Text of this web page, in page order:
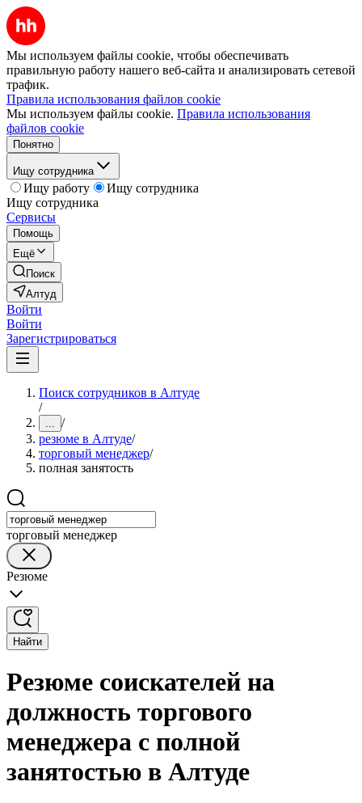
Мы используем файлы cookie, чтобы обеспечивать
правильную работу нашего веб-сайта и анализировать сетевой
трафик.
Правила использования файлов cookie
Мы используем файлы cookie. Правила использования
файлов cookie
Понятно
Ищу сотрудника
Ищу работу
Ищу сотрудника
Ищу сотрудника
Сервисы
Помощь
Ещё
Поиск
Алтуд
Войти
Войти
Зарегистрироваться
Поиск сотрудников в Алтуде
/
... /
резюме в Алтуде/
торговый менеджер/
полная занятость
торговый менеджер
Резюме
Найти
Резюме соискателей на
должность торгового
менеджера с полной
занятостью в Алтуде